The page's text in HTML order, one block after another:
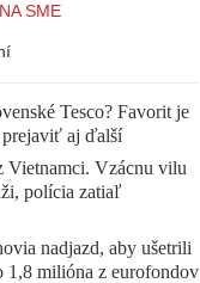
SME
Tesco? Favorit je
prejaviť aj ďalší
Vietnamci. Vzácnu vilu
polícia zatiaľ
nadjazd, aby ušetrili
1,8 milióna z eurofondov